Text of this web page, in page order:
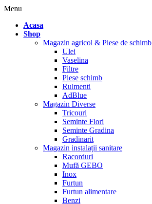
Menu
Acasa
Shop
Magazin agricol & Piese de schimb
Ulei
Vaselina
Filtre
Piese schimb
Rulmenti
AdBlue
Magazin Diverse
Tricouri
Seminte Flori
Seminte Gradina
Gradinarit
Magazin instalații sanitare
Racorduri
Mufă GEBO
Inox
Furtun
Furtun alimentare
Benzi